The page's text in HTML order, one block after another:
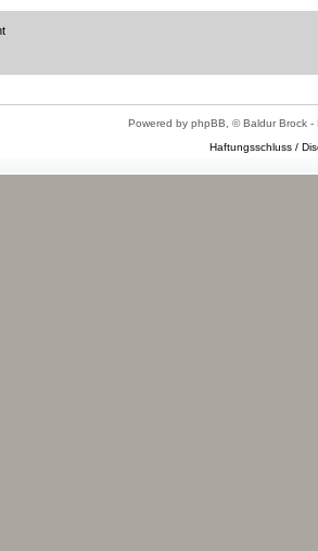
Powered by phpBB, © Baldur Brock -
Haftungsschluss /